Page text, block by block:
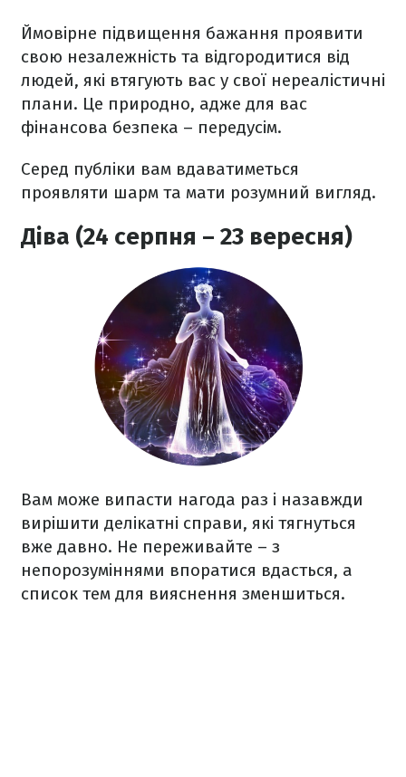
Ймовірне підвищення бажання проявити
свою незалежність та відгородитися від
людей, які втягують вас у свої нереалістичні
плани. Це природно, адже для вас
фінансова безпека – передусім.
Серед публіки вам вдаватиметься
проявляти шарм та мати розумний вигляд.
Діва (24 серпня – 23 вересня)
Вам може випасти нагода раз і назавжди
вирішити делікатні справи, які тягнуться
вже давно. Не переживайте – з
непорозуміннями впоратися вдасться, а
список тем для вияснення зменшиться.